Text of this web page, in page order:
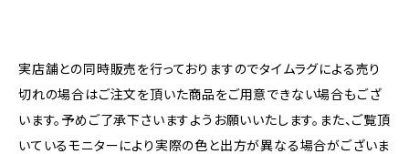
実店舗との同時販売を行っておりますのでタイムラグによる売り
切れの場合はご注文を頂いた商品をご用意できない場合もござ
います。予めご了承下さいますようお願いいたします。また、ご覧頂
いているモニターにより実際の色と出方が異なる場合がございま